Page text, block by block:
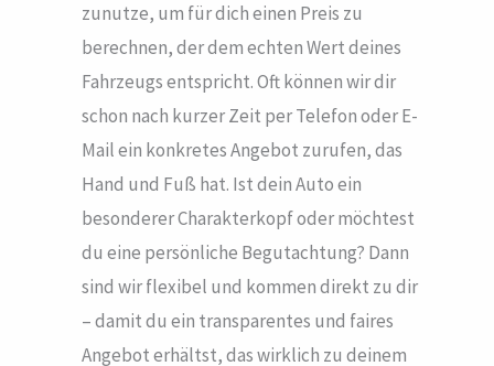
zunutze, um für dich einen Preis zu
berechnen, der dem echten Wert deines
Fahrzeugs entspricht. Oft können wir dir
schon nach kurzer Zeit per Telefon oder E-
Mail ein konkretes Angebot zurufen, das
Hand und Fuß hat. Ist dein Auto ein
besonderer Charakterkopf oder möchtest
du eine persönliche Begutachtung? Dann
sind wir flexibel und kommen direkt zu dir
– damit du ein transparentes und faires
Angebot erhältst, das wirklich zu deinem